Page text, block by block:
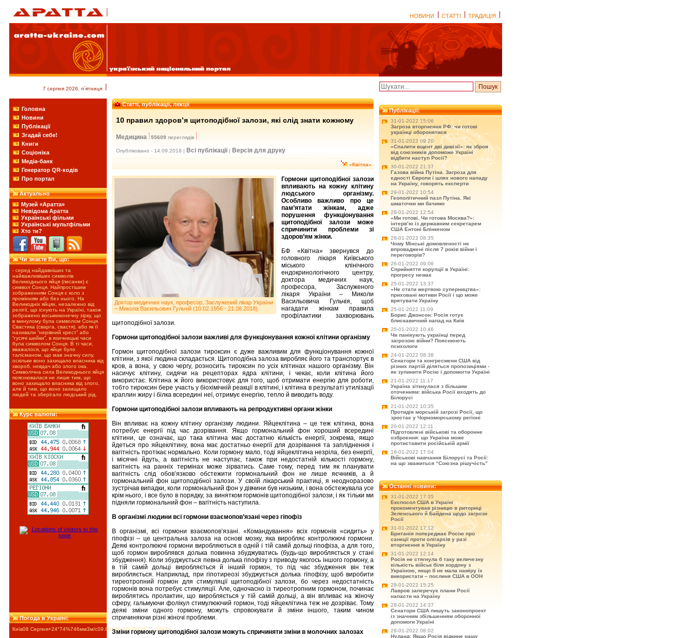
НОВИНИ СТАТТІ ТРАДИЦІЯ
7 серпня 2026, п`ятниця
Головна
Новини
Публікації
Згадай себе!
Книги
Соціоніка
Медіа-банк
Генератор QR-кодів
Про портал
Актуально
Музей «Аратта»
Невідома Аратта
Українські фільми
Українські мультфільми
Хто ти?
Чи знаєте Ви, що:
- серед найдавніших та
найважливіших символів
Великоднього яйця (писанки) є
символ Сонця. Найпростішим
зображенням Сонця є коло з
промінням або без нього. На
Великодніх яйцях, незалежно від
релігії, що існують на Україні, також
зображено восьмиконечну зірку, що
в минулому була символом Сонця.
Свастика (сварга, свастя), або як її
називали “нерівний хрест” або
“гусячі шийки”, в язичницькі часи
була символом Сонця. В ті часи,
вважалося, що яйце було
талісманом, що мав значну силу,
оскільки воно захищало власника від
хвороб, невдач або злого ока.
Символічна сила Великоднього яйця
пояснювалася не лише тим, що
воно захищало власника від злого,
але й тим, що воно захищало
людей та зберігало людський рід.
Курс валюти:
Погода в Україні:
Київ08 Серпня+24°74%746мм3м/c09.08+26°10.08+28°11.08+29°
Статті, публікації, лекції
10 правил здоров’я щитоподібної залози, які слід знати кожному
Медицина 55609 переглядів
Опубліковано - 14.09.2018 | Всі публікації | Версія для друку
«Квітна»
Доктор медичних наук, професор, Заслужений лікар України
– Микола Васильович Гульчій (10.02.1956 - 21.08.2018)
Гормони щитоподібної залози
впливають на кожну клітину
людського організму.
Особливо важливо про це
пам’ятати жінкам, адже
порушення функціонування
щитоподібної залози може
спричинити проблеми зі
здоров’ям жінки.
БФ «Квітна» звернувся до
головного лікаря Київського
міського клінічного
ендокринологічного центру,
доктора медичних наук,
професора, Заслуженого
лікаря України – Миколи
Васильовича Гульчія, щоб
нагадати жінкам правила
профілактики захворювань
щитоподібної залози.
Гормони щитоподібної залози важливі для функціонування кожної клітини організму
Гормон щитоподібної залози тироксин є дуже важливим для функціонування кожної
клітини, з якої людина складається. Щитоподібна залоза виробляє його та транспортує в
кров, а вона, у свою чергу, розносить тироксин по усіх клітинах нашого організму. Він
насичує клітину, сидячи на рецепторах ядра клітини, і чекає, коли клітина його
використає. Клітина ж його використовує для того, щоб отримати енергію для роботи,
тобто тироксин бере участь у біохімічній реакції в клітині, і клітина в результаті утилізації
краплин жиру і білка всередині неї, отримує енергію, тепло й виводить воду.
Гормони щитоподібної залози впливають на репродуктивні органи жінки
Він впливає на кожну клітину організму людини. Яйцеклітина – це теж клітина, вона
потребує енергії під час дозрівання. Якщо гормональний фон хороший всередині
клітини, це означає, що така клітина має достатню кількість енергії, зокрема, якщо
йдеться про яйцеклітину, вона має достатньо енергії для дозрівання та запліднення і
вагітність протікає нормально. Коли гормону мало, тоді яйцеклітина незріла, без енергії,
і місячні йдуть, а вагітність не наступає, також при недостатній кількості гормону,
вагітність на ранніх термінах може зірватись. Саме тому, перед тим як планувати
вагітність слід обов’язково обстежити гормональний фон не лише яєчників, а й
гормональний фон щитоподібної залози. У своїй лікарський практиці, я неодноразово
зустрічав випадки, коли гормональний фон у дівчини був низьким, і вона обстежувала усе
крім нього, і все було в порядку, за винятком гормонів щитоподібної залози, і як тільки ми
підняли гормональний фон – вагітність наступила.
В організмі людини всі гормони взаємопов’язані через гіпофіз
В організмі, всі гормони взаємопов’язані. «Командування» всіх гормонів «сидить» у
гіпофізі – це центральна залоза на основі мозку, яка виробляє контролюючі гормони.
Деякі контролюючі гормони виробляються в одній і тій самій дольці гіпофіза, а для того,
щоб гормон вироблявся долька повинна збуджуватись (будь-що виробляється у стані
збудження). Коли збуджується певна долька гіпофізу з приводу якогось іншого гормону, а
в тій самій дольці виробляється й інший гормон, то під час збудження він теж
виробляється. Наприклад, при гіпотиреозі збуджується долька гіпофізу, щоб виробити
тиреотропний гормон для стимуляції щитоподібної залози, бо через недостатність
гормонів вона потребує стимуляції. Але, одночасно із тиреотропним гормоном, починає
вироблятись пролактин, що виробляється у тій самій дольці, а він впливає на жіночу
сферу, гальмуючи фолікул стимулюючий гормон, тоді яйцеклітина теж не дозріває. Тому
деякі зміни одного гормону, можуть спровокувати й зміни іншого, таким чином
спричиняючи різні жіночі проблеми.
Зміни гормону щитоподібної залози можуть спричиняти зміни в молочних залозах
Публікації:
31-01-2022 15:06
Загроза вторгнення РФ: чи готові
українці оборонятися
31-01-2022 09:20
«Спалити вщент дві дивізії»: як зброя
від союзників допоможе Україні
відбити наступ Росії?
30-01-2022 21:37
Газова війна Путіна. Загроза для
єдності Європи і шлях нового нападу
на Україну, говорять експерти
29-01-2022 10:54
Геополітичний пазл Путіна. Які
шматочки ми бачимо
28-01-2022 12:54
«Ми готові. Чи готова Москва?»:
інтерв’ю із державним секретарем
США Ентоні Блінкеном
28-01-2022 08:35
Чому Мінські домовленості не
впроваджені після 7 років війни і
переговорів?
26-01-2022 09:06
Сприйняття корупції в Україні:
прогресу немає
25-01-2022 13:37
«Не стати жертвою суперництва»:
приховані мотиви Росії і що може
врятувати Україну
25-01-2022 11:09
Борис Джонсон: Росія готує
блискавичний напад на Київ
25-01-2022 10:46
Чи панікують українці перед
загрозою війни? Пояснюють
психологи
24-01-2022 08:38
Сенатори та конгресмени США від
різних партій діляться пропозиціями -
як зупинити Росію і допомогти Україні
21-01-2022 11:17
Україна зіткнулася з більшим
оточенням: війська Росії входять до
Білорусі
21-01-2022 10:35
Протидія морській загрозі Росії, що
зростає у Чорноморському регіоні
20-01-2022 12:11
Підготовлені військові та оборонне
озброєння: що Україна може
протиставити російській армії
19-01-2022 17:04
Військові навчання Білорусі та Росії:
на що зважиться “Союзна рішучість”
Останні новини:
31-01-2022 17:35
Експосол США в Україні
прокоментував різницю в риториці
Зеленського й Байдена щодо загрози
Росії
31-01-2022 17:12
Британія попереджає Росію про
санкції проти олігархів у разі
вторгнення в Україну
31-01-2022 12:14
Росія не стягнула б таку величезну
кількість військ біля кордону з
Україною, якщо б не мала наміру їх
використати – послиня США в ООН
28-01-2022 15:25
Лавров заперечує плани Росії
напасти на Україну
28-01-2022 14:37
Сенатори США пишуть законопроект
із значним збільшенням оборонної
допомоги Україні
28-01-2022 08:02
Нуланд: Якщо Росія відкине нашу